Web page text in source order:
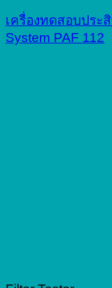
เครื่องทดสอบประ
System PAF 112